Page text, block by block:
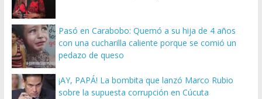
Pasó en Carabobo: Quemó a su hija de 4 años
con una cucharilla caliente porque se comió un
pedazo de queso
¡AY, PAPÁ! La bombita que lanzó Marco Rubio
sobre la supuesta corrupción en Cúcuta